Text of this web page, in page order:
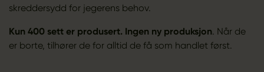
skreddersydd for jegerens behov.
Kun 400 sett er produsert. Ingen ny produksjon. Når de
er borte, tilhører de for alltid de få som handlet først.